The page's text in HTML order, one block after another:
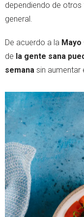
dependiendo de
general.
De acuerdo a la
de la gente sana
semana sin aumentar